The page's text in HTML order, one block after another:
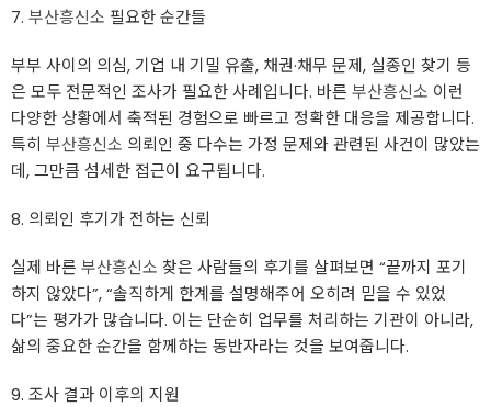
7. 부산흥신소 필요한 순간들
부부 사이의 의심, 기업 내 기밀 유출, 채권·채무 문제, 실종인 찾기 등
은 모두 전문적인 조사가 필요한 사례입니다. 바른 부산흥신소 이런
다양한 상황에서 축적된 경험으로 빠르고 정확한 대응을 제공합니다.
특히 부산흥신소 의뢰인 중 다수는 가정 문제와 관련된 사건이 많았는
데, 그만큼 섬세한 접근이 요구됩니다.
8. 의뢰인 후기가 전하는 신뢰
실제 바른 부산흥신소 찾은 사람들의 후기를 살펴보면 “끝까지 포기
하지 않았다”, “솔직하게 한계를 설명해주어 오히려 믿을 수 있었
다”는 평가가 많습니다. 이는 단순히 업무를 처리하는 기관이 아니라,
삶의 중요한 순간을 함께하는 동반자라는 것을 보여줍니다.
9. 조사 결과 이후의 지원